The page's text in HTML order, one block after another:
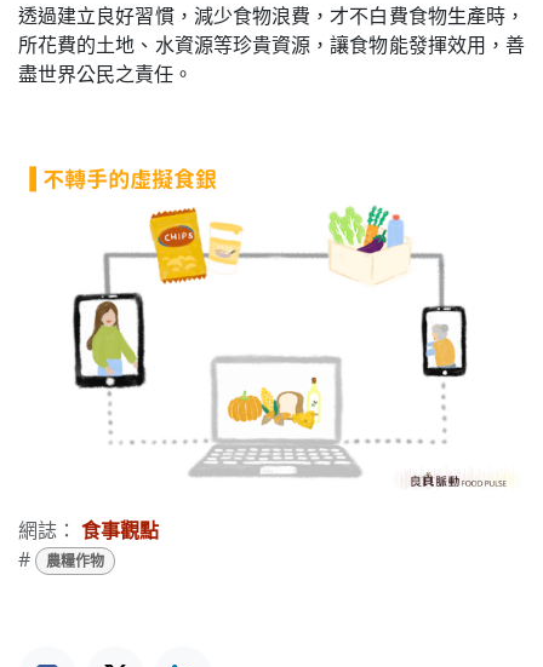
透過建立良好習慣，減少食物浪費，才不白費食物生產時，
所花費的土地、水資源等珍貴資源，讓食物能發揮效用，善
盡世界公民之責任。
網誌： 食事觀點
#
農糧作物